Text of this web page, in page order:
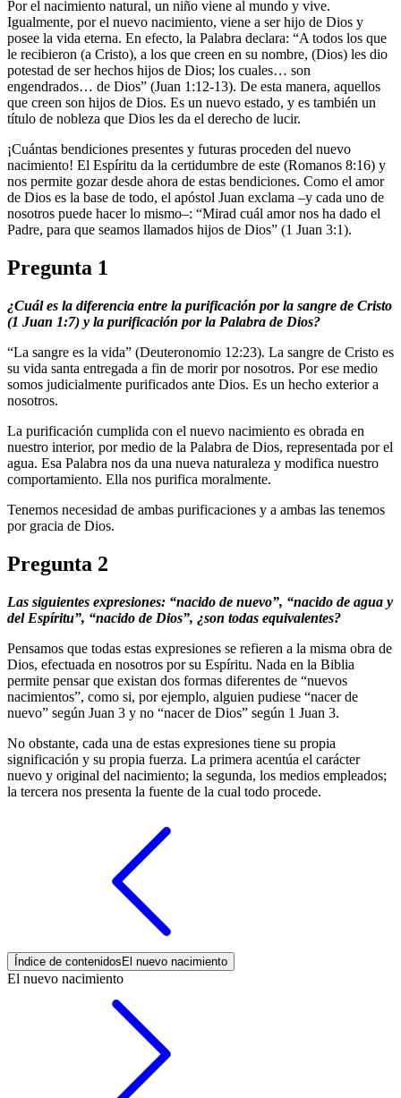
Por el nacimiento natural, un niño viene al mundo y vive.
Igualmente, por el nuevo nacimiento, viene a ser hijo de Dios y
posee la vida eterna. En efecto, la Palabra declara: “A todos los que
le recibieron (a Cristo), a los que creen en su nombre, (Dios) les dio
potestad de ser hechos hijos de Dios; los cuales… son
engendrados… de Dios” (Juan 1:12-13). De esta manera, aquellos
que creen son hijos de Dios. Es un nuevo estado, y es también un
título de nobleza que Dios les da el derecho de lucir.
¡Cuántas bendiciones presentes y futuras proceden del nuevo
nacimiento! El Espíritu da la certidumbre de este (Romanos 8:16) y
nos permite gozar desde ahora de estas bendiciones. Como el amor
de Dios es la base de todo, el apóstol Juan exclama –y cada uno de
nosotros puede hacer lo mismo–: “Mirad cuál amor nos ha dado el
Padre, para que seamos llamados hijos de Dios” (1 Juan 3:1).
Pregunta 1
¿Cuál es la diferencia entre la purificación por la sangre de Cristo
(1 Juan 1:7) y la purificación por la Palabra de Dios?
“La sangre es la vida” (Deuteronomio 12:23). La sangre de Cristo es
su vida santa entregada a fin de morir por nosotros. Por ese medio
somos judicialmente purificados ante Dios. Es un hecho exterior a
nosotros.
La purificación cumplida con el nuevo nacimiento es obrada en
nuestro interior, por medio de la Palabra de Dios, representada por el
agua. Esa Palabra nos da una nueva naturaleza y modifica nuestro
comportamiento. Ella nos purifica moralmente.
Tenemos necesidad de ambas purificaciones y a ambas las tenemos
por gracia de Dios.
Pregunta 2
Las siguientes expresiones: “nacido de nuevo”, “nacido de agua y
del Espíritu”, “nacido de Dios”, ¿son todas equivalentes?
Pensamos que todas estas expresiones se refieren a la misma obra de
Dios, efectuada en nosotros por su Espíritu. Nada en la Biblia
permite pensar que existan dos formas diferentes de “nuevos
nacimientos”, como si, por ejemplo, alguien pudiese “nacer de
nuevo” según Juan 3 y no “nacer de Dios” según 1 Juan 3.
No obstante, cada una de estas expresiones tiene su propia
significación y su propia fuerza. La primera acentúa el carácter
nuevo y original del nacimiento; la segunda, los medios empleados;
la tercera nos presenta la fuente de la cual todo procede.
Índice de contenidos El nuevo nacimiento
El nuevo nacimiento